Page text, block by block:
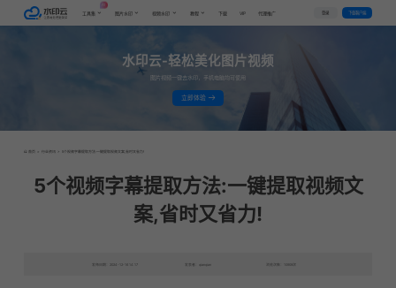
工具集 图片水印 视频水印 教程 下载 VIP 代理推广 登录 下载客户端
水印云-轻松美化图片视频
图片视频一键去水印，手机电脑均可使用
立即体验
首页 > 行业资讯 > 5个视频字幕提取方法:一键提取视频文案,省时又省力!
5个视频字幕提取方法:一键提取视频文
案,省时又省力!
发布日期：2024-12-16 14:17 发表者：qianqian 浏览次数：10909次